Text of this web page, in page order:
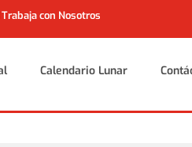
Trabaja con Nosotros
Calendario Lunar
Calendario Lunar